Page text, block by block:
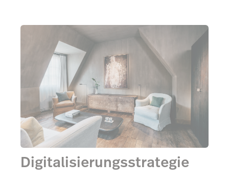
Digitalisierungsstrategie